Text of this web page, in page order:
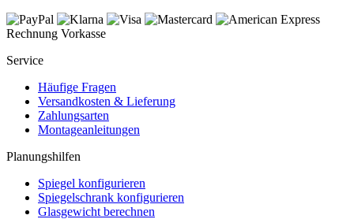
Rechnung Vorkasse
Service
Häufige Fragen
Versandkosten & Lieferung
Zahlungsarten
Montageanleitungen
Planungshilfen
Spiegel konfigurieren
Spiegelschrank konfigurieren
Glasgewicht berechnen